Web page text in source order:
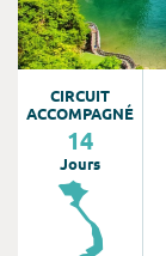
CIRCUIT
ACCOMPAGNÉ
14
Jours